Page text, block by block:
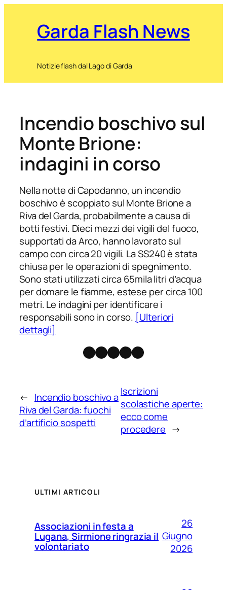
Garda Flash News
Notizie flash dal Lago di Garda
Incendio boschivo sul
Monte Brione:
indagini in corso
Nella notte di Capodanno, un incendio
boschivo è scoppiato sul Monte Brione a
Riva del Garda, probabilmente a causa di
botti festivi. Dieci mezzi dei vigili del fuoco,
supportati da Arco, hanno lavorato sul
campo con circa 20 vigili. La SS240 è stata
chiusa per le operazioni di spegnimento.
Sono stati utilizzati circa 65mila litri d’acqua
per domare le fiamme, estese per circa 100
metri. Le indagini per identificare i
responsabili sono in corso. [Ulteriori
dettagli]
Facebook
Instagram
X Threads
Telegram
← Incendio boschivo a
Riva del Garda: fuochi
d’artificio sospetti
Iscrizioni
scolastiche aperte:
ecco come
procedere →
ULTIMI ARTICOLI
Associazioni in festa a
Lugana, Sirmione ringrazia il
volontariato
26
Giugno
2026